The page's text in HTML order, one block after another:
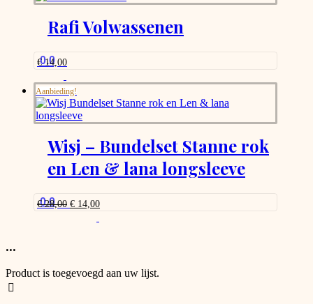
Rafi Volwassenen
0.0
€14,00
Aanbieding!
Wisj – Bundelset Stanne rok
en Len & lana longsleeve
0.0
€28,00 Oorspronkelijke
€ 14,00Huidige
...
Product is toegevoegd aan uw lijst.